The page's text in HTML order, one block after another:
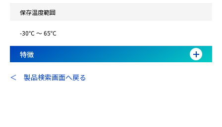
保存温度範囲
-30℃ ～ 65℃
特徴
＜ 製品検索画面へ戻る